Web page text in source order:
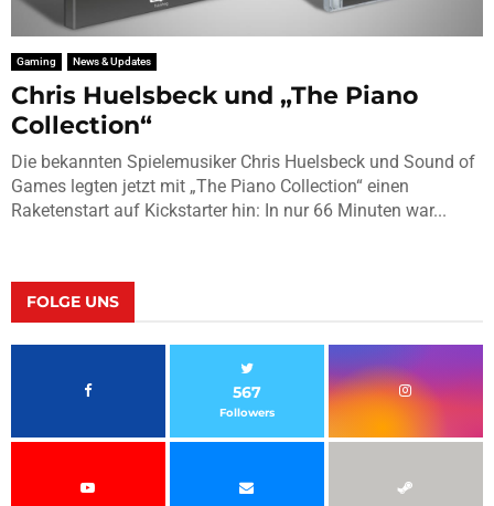
Gaming News & Updates
Chris Huelsbeck und „The Piano
Collection“
Die bekannten Spielemusiker Chris Huelsbeck und Sound of
Games legten jetzt mit „The Piano Collection“ einen
Raketenstart auf Kickstarter hin: In nur 66 Minuten war...
FOLGE UNS
567
Followers